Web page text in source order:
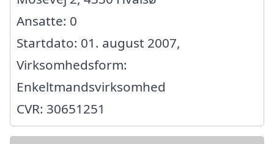
Ansatte: 0
Startdato: 01. august 2007,
Virksomhedsform:
Enkeltmandsvirksomhed
CVR: 30651251